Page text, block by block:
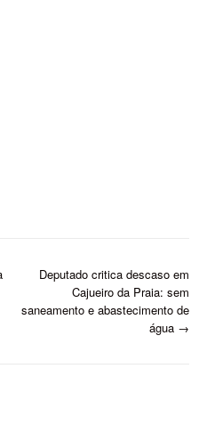
Deputado critica descaso em
Cajueiro da Praia: sem
saneamento e abastecimento de
água →